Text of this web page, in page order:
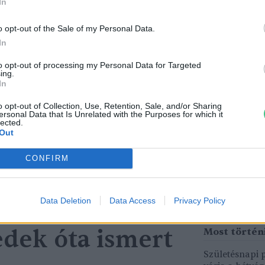
opt-out of the Sale of my Personal Data.
opt-out of processing my Personal Data for Targeted
opt-out of Collection, Use, Retention, Sale, and/or Sharing
Data that Is Unrelated with the Purposes for which it
CONFIRM
Data Deletion Data Access Privacy Policy
legfőbb
| Holnapután
Nincs élet víz nélkül? –
óta ismert
Születésnapi